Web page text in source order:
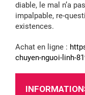
diable, le mal n’a
impalpable, re-
existences.
Achat en ligne :
chuyen-nguoi-linh-